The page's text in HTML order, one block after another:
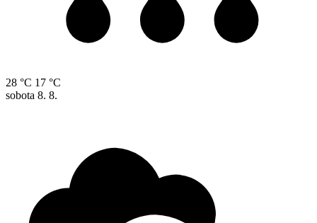
28 °C 17 °C
sobota 8. 8.